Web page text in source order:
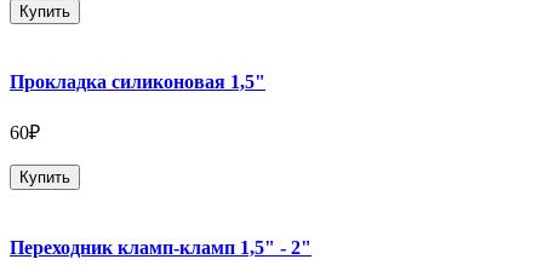
Купить
Прокладка силиконовая 1,5"
60₽
Купить
Переходник кламп-кламп 1,5" - 2"